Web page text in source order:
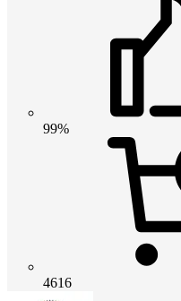
99%
4616